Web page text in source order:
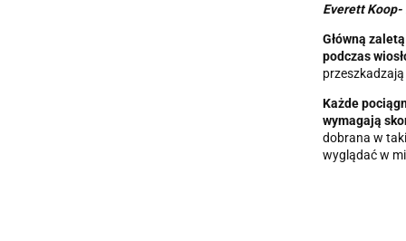
Everett Koop-
Główną
podczas
Każde
wymagają
dobrana w
wyglądać w